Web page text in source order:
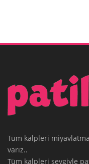
Tüm kalpleri
varız..
Tüm kalpleri sevgiyle